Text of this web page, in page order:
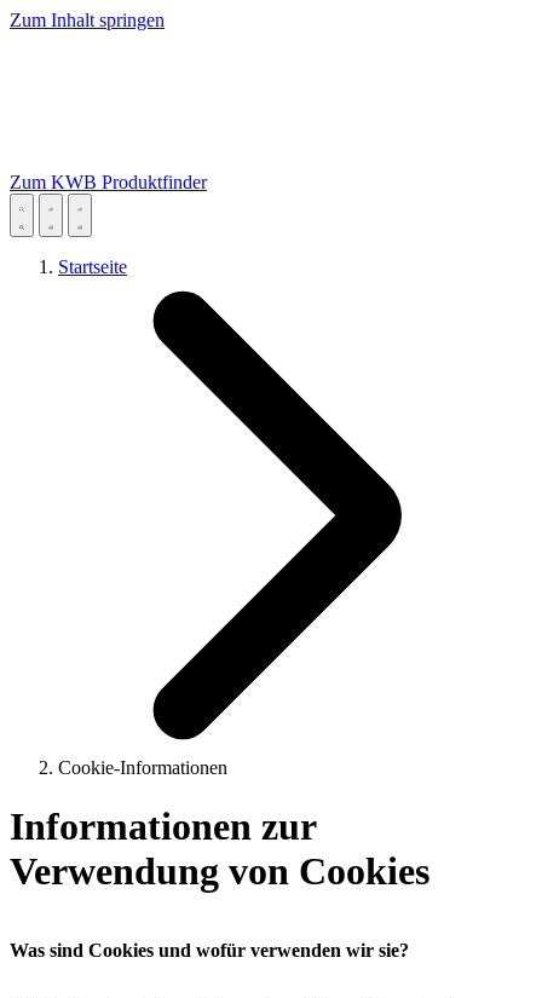
Zum Inhalt springen
Zum KWB Produktfinder
Startseite
Cookie-Informationen
Informationen zur
Verwendung von Cookies
Was sind Cookies und wofür verwenden wir sie?